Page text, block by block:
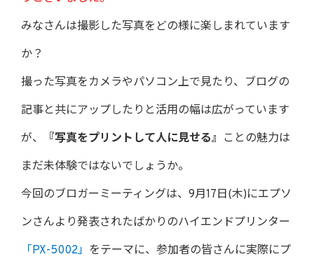
みなさんは撮影した写真をどの様に楽しまれています
か？
撮った写真をカメラやパソコン上で見たり、ブログの
記事と共にアップしたりと活用の幅は広がっています
が、
『写真をプリントして人に見せる』
ことの魅力は
まだ未体験ではないでしょうか。
今回のブロガーミーティングは、9月17日(木)にエプソ
ンさんより発表されたばかりのハイエンドプリンター
「PX-5002」 をテーマに、参加者の皆さんに実際にプ